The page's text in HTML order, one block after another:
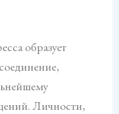
образует
Личности,